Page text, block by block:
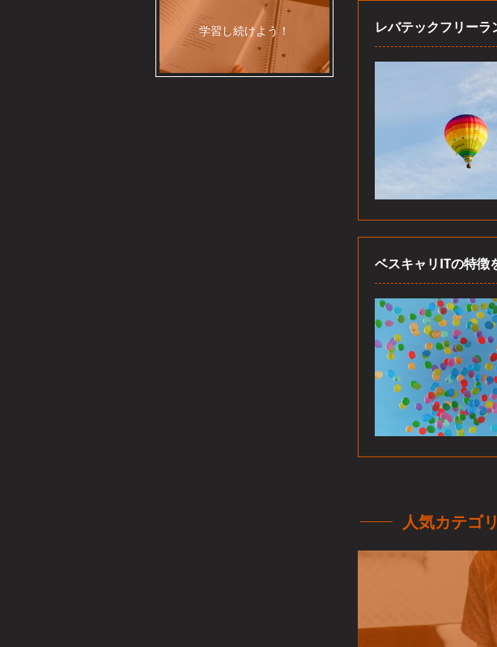
レバテックフリーラ
ベスキャリITの特徴
人気カテゴ
学習し続けよう！